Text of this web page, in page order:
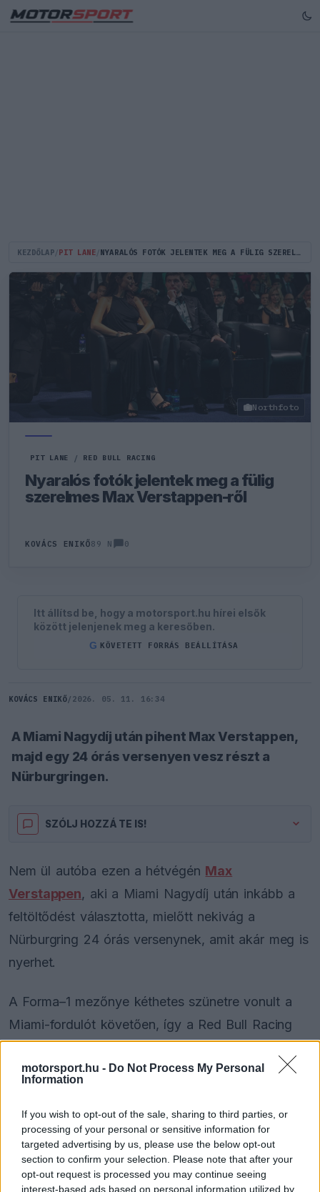
motorsport.hu - Do Not Process My Personal
Information
If you wish to opt-out of the sale, sharing to third parties, or
processing of your personal or sensitive information for
targeted advertising by us, please use the below opt-out
section to confirm your selection. Please note that after your
opt-out request is processed you may continue seeing
interest-based ads based on personal information utilized by
KEZDŐLAP PIT LANE NYARALÓS FOTÓK JELENTEK MEG A FÜLIG SZERELMES MAX VERSTAPPEN-RŐL
Northfoto
PIT LANE / RED BULL RACING
Nyaralós fotók jelentek meg a fülig
szerelmes Max Verstappen-ről
KOVÁCS ENIKŐ89 N 0
Itt állítsd be, hogy a motorsport.hu hírei elsők
között jelenjenek meg a keresőben.
G KÖVETETT FORRÁS BEÁLLÍTÁSA
KOVÁCS ENIKŐ/ 2026. 05. 11. 16:34
A Miami Nagydíj után pihent Max Verstappen,
majd egy 24 órás versenyen vesz részt a
Nürburgringen.
SZÓLJ HOZZÁ TE IS!
Nem ül autóba ezen a hétvégén Max
Verstappen, aki a Miami Nagydíj után inkább a
feltöltődést választotta, mielőtt nekivág a
Nürburgring 24 órás versenynek, amit akár meg is
nyerhet.
A Forma–1 mezőnye kéthetes szünetre vonult a
Miami-fordulót követően, így a Red Bull Racing
és a tengerparton kapcsol ki, mielőtt
legendás hosszú távú futam vár rá.
ThisThe media could not be loaded, either because